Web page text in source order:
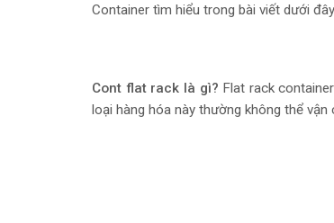
Container tìm hiểu trong bài viết dưới
Cont flat rack là gì? Flat rack
loại hàng hóa này thường không thể